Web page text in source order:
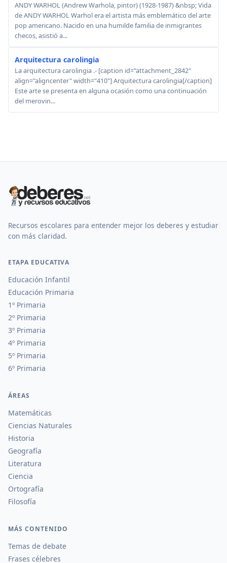
ANDY WARHOL (Andrew Warhola, pintor) (1928-1987) &nbsp; Vida
de ANDY WARHOL Warhol era el artista más emblemático del arte
pop americano. Nacido en una humilde familia de inmigrantes
checos, asistió a...
Arquitectura carolingia
La arquitectura carolingia .- [caption id="attachment_2842"
align="aligncenter" width="410"] Arquitectura carolingia[/caption]
Este arte se presenta en alguna ocasión como una continuación
del merovin...
Recursos escolares para entender mejor los deberes y estudiar
con más claridad.
ETAPA EDUCATIVA
Educación Infantil
Educación Primaria
1º Primaria
2º Primaria
3º Primaria
4º Primaria
5º Primaria
6º Primaria
ÁREAS
Matemáticas
Ciencias Naturales
Historia
Geografía
Literatura
Ciencia
Ortografía
Filosofía
MÁS CONTENIDO
Temas de debate
Frases célebres